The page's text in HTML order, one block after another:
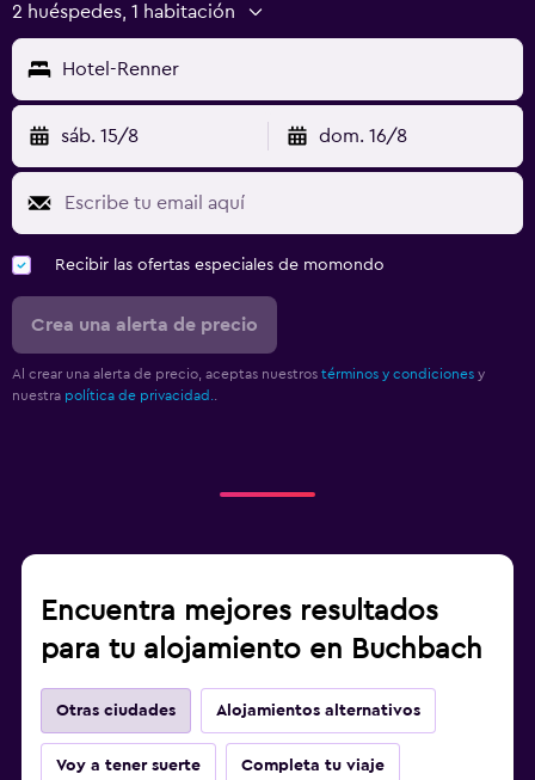
2 huéspedes, 1 habitación
Hotel-Renner
sáb. 15/8 dom. 16/8
Recibir las ofertas especiales de momondo
Crea una alerta de precio
Al crear una alerta de precio, aceptas nuestros términos y condiciones y
nuestra política de privacidad.
Encuentra mejores resultados
para tu alojamiento en Buchbach
Otras ciudades Alojamientos alternativos
Voy a tener suerte Completa tu viaje